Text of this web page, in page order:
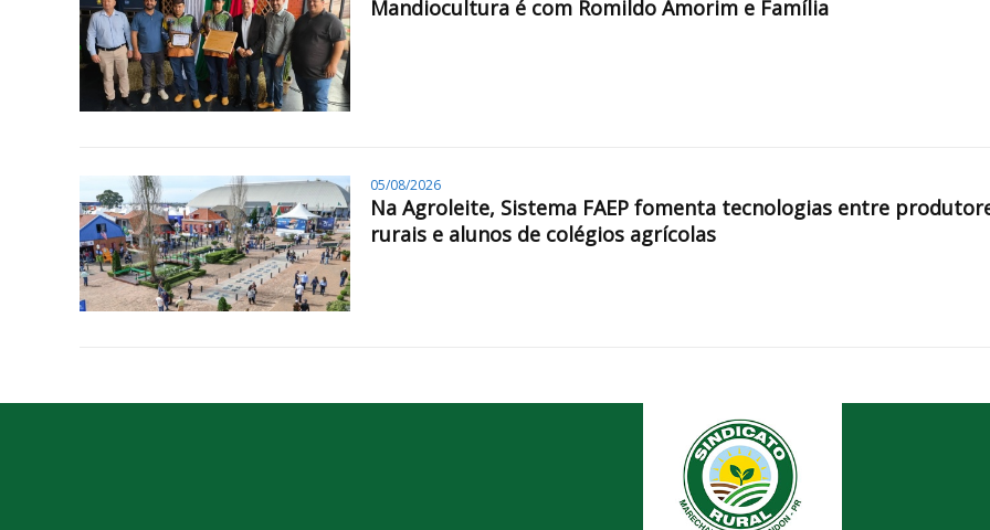
Mandiocultura é com Romildo Amorim e Família
05/08/2026
Na Agroleite, Sistema FAEP fomenta tecnologias entre
rurais e alunos de colégios agrícolas